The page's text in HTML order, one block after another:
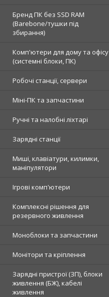
Бренд ПК без SSD RAM
(Barebone/тушки під
збирання)
Комп'ютери для дому та офісу
(системні блоки, ПК)
Робочі станції, сервери
Міні-ПК та запчастини
Ручні та налобні ліхтарі
Зарядні станції
Миші, клавіатури, килимки,
маніпулятори
Ігрові комп'ютери
Комплексні рішення для
резервного живлення
Моноблоки та запчастини
Монітори та кріплення
Зарядні пристрої (ЗП), блоки
живлення (БЖ), кабелі
живлення